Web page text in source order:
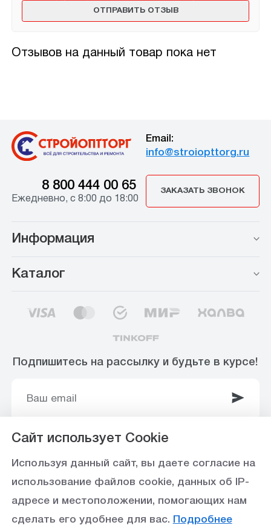
Отзывов на данный товар пока нет
Email:
info@stroiopttorg.ru
8 800 444 00 65
Ежедневно, с 8:00 до 18:00
ЗАКАЗАТЬ ЗВОНОК
Информация
Каталог
Подпишитесь на рассылку и будьте в курсе!
Ставропольское отделение №5230 ПАО Сбербанк,
БИК 040702615
Сайт использует Cookie
Используя данный сайт, вы даете согласие на
использование файлов cookie, данных об IP-
адресе и местоположении, помогающих нам
сделать его удобнее для вас. Подробнее